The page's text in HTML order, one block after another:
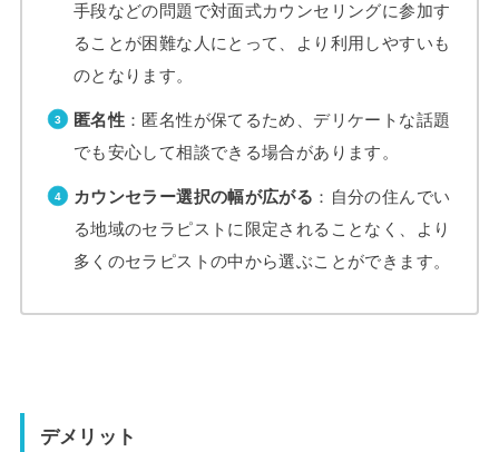
手段などの問題で対面式カウンセリングに参加す
ることが困難な人にとって、より利用しやすいも
のとなります。
匿名性 ：匿名性が保てるため、デリケートな話題
でも安心して相談できる場合があります。
カウンセラー選択の幅が広がる ：自分の住んでい
る地域のセラピストに限定されることなく、より
多くのセラピストの中から選ぶことができます。
デメリット